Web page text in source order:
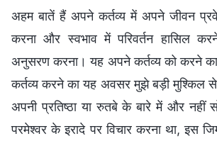
अहम बातें हैं अपने कर्तव्य में अपने जीवन
करना और स्वभाव में परिवर्तन हासिल
अनुसरण करना। यह अपने कर्तव्य को करने का
कर्तव्य करने का यह अवसर मुझे बड़ी मुश्किल
अपनी प्रतिष्ठा या रुतबे के बारे में और
परमेश्वर के इरादे पर विचार करना था, इस